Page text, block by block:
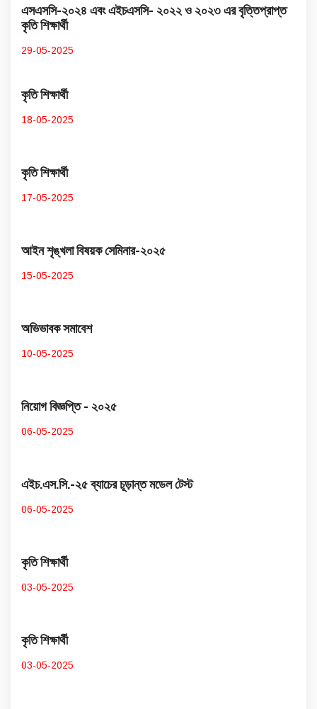
এসএসসি-২০২৪ এবং এইচএসসি- ২০২২ ও ২০২৩ এর বৃত্তিপ্রাপ্ত
কৃতি শিক্ষার্থী
29-05-2025
কৃতি শিক্ষার্থী
18-05-2025
কৃতি শিক্ষার্থী
17-05-2025
আইন শৃঙ্খলা বিষয়ক সেমিনার-২০২৫
15-05-2025
অভিভাবক সমাবেশ
10-05-2025
নিয়োগ বিজ্ঞপ্তি - ২০২৫
06-05-2025
এইচ.এস.সি.-২৫ ব্যাচের চূড়ান্ত মডেল টেস্ট
06-05-2025
কৃতি শিক্ষার্থী
03-05-2025
কৃতি শিক্ষার্থী
03-05-2025